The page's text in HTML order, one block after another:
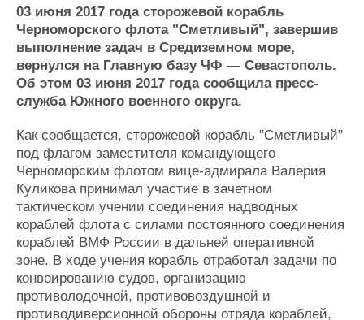
Пульс
Новости
Компании
Репутация
Работа
Крюинг
Реклама
Доска объявлений
Продажа флота
Оборудование
Изделия
Материалы
Услуги
Конференции
Выставки и семинары
Личности
Словарь
Флот
Галерея флота
Форум
Отзывы
Все службы
03 июня 2017 года сторожевой корабль
Черноморского флота "Сметливый", завершив
выполнение задач в Средиземном море,
вернулся на Главную базу ЧФ — Севастополь.
Об этом 03 июня 2017 года сообщила пресс-
служба Южного военного округа.
Как сообщается, сторожевой корабль "Сметливый"
под флагом заместителя командующего
Черноморским флотом вице-адмирала Валерия
Куликова принимал участие в зачетном
тактическом учении соединения надводных
кораблей флота с силами постоянного соединения
кораблей ВМФ России в дальней оперативной
зоне. В ходе учения корабль отработал задачи по
конвоированию судов, организацию
противолодочной, противовоздушной и
противодиверсионной обороны отряда кораблей,